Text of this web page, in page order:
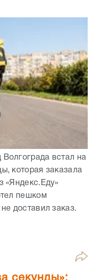
встал на
которая заказала
«Яндекс.Еду»
пешком
доставил заказ.
секунды»: